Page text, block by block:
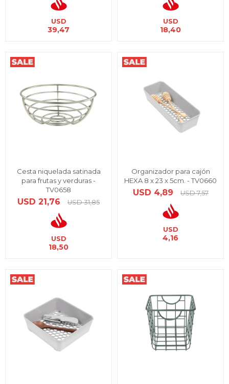
USD
39,47
USD
18,40
Cesta niquelada satinada
para frutas y verduras -
TV0658
USD 21,76 USD 31,85
USD
18,50
Organizador para cajón
HEXA 8 x 23 x 5cm. - TV0660
USD 4,89 USD 7,57
USD
4,16